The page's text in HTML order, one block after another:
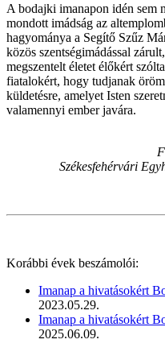
A bodajki imanapon idén sem
mondott imádság az
hagyománya a Segítő Szűz
közös szentségimádással
megszentelt életet élőkért
fiatalokért, hogy tudjanak
küldetésre, amelyet Isten
valamennyi ember javára.
Székesfehérvári
Korábbi évek beszámolói:
Imanap a hivatásokért
2023.05.29.
Imanap a hivatásokért
2025.06.09.